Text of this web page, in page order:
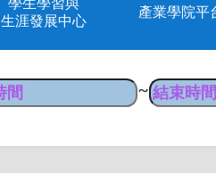
生涯發展中心
產業學院平
~